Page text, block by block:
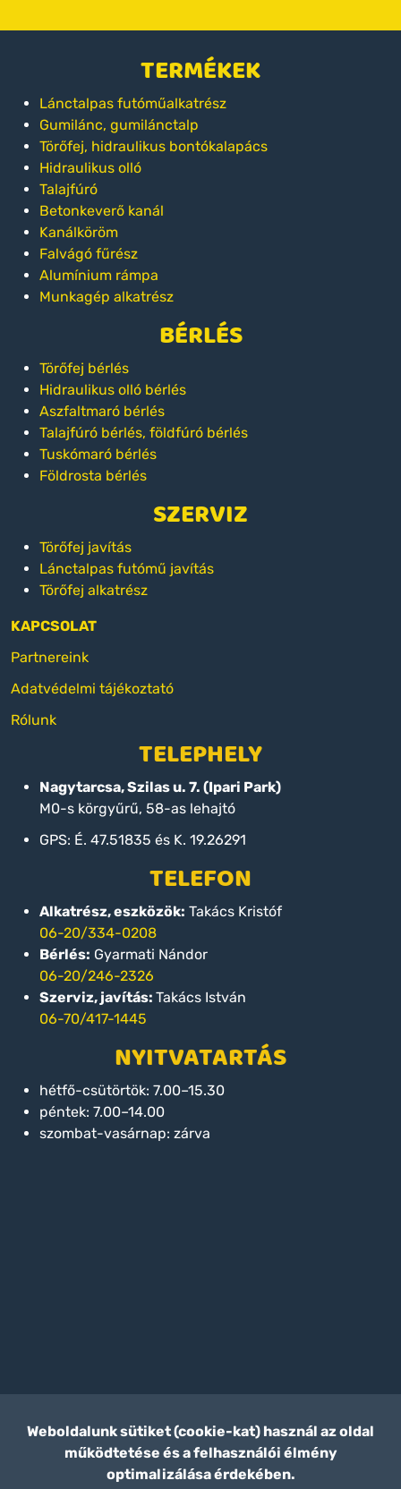
TERMÉKEK
Lánctalpas futóműalkatrész
Gumilánc, gumilánctalp
Törőfej, hidraulikus bontókalapács
Hidraulikus olló
Talajfúró
Betonkeverő kanál
Kanálköröm
Falvágó fűrész
Alumínium rámpa
Munkagép alkatrész
BÉRLÉS
Törőfej bérlés
Hidraulikus olló bérlés
Aszfaltmaró bérlés
Talajfúró bérlés, földfúró bérlés
Tuskómaró bérlés
Földrosta bérlés
SZERVIZ
Törőfej javítás
Lánctalpas futómű javítás
Törőfej alkatrész
KAPCSOLAT
Partnereink
Adatvédelmi tájékoztató
Rólunk
TELEPHELY
Nagytarcsa, Szilas u. 7. (Ipari Park)
M0-s körgyűrű, 58-as lehajtó
GPS: É. 47.51835 és K. 19.26291
TELEFON
Alkatrész, eszközök: Takács Kristóf
06-20/334-0208
Bérlés: Gyarmati Nándor
06-20/246-2326
Szerviz, javítás: Takács István
06-70/417-1445
NYITVATARTÁS
hétfő-csütörtök: 7.00–15.30
péntek: 7.00–14.00
szombat-vasárnap: zárva
Weboldalunk sütiket (cookie-kat) használ az oldal
működtetése és a felhasználói élmény
optimalizálása érdekében.